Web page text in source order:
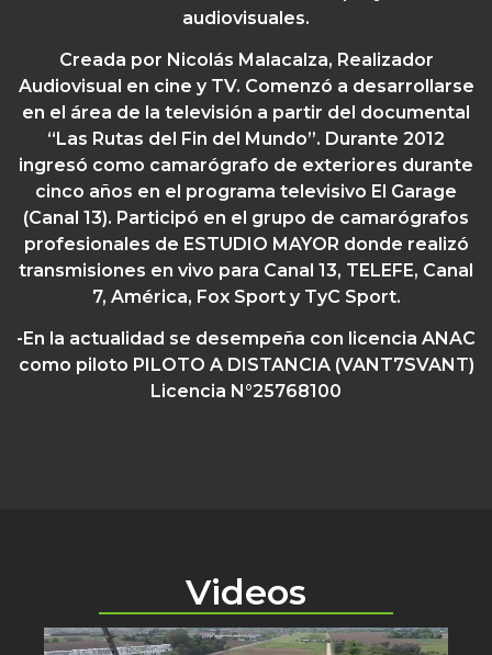
audiovisuales.
Creada por Nicolás Malacalza, Realizador
Audiovisual en cine y TV. Comenzó a desarrollarse
en el área de la televisión a partir del documental
“Las Rutas del Fin del Mundo”. Durante 2012
ingresó como camarógrafo de exteriores durante
cinco años en el programa televisivo El Garage
(Canal 13). Participó en el grupo de camarógrafos
profesionales de ESTUDIO MAYOR donde realizó
transmisiones en vivo para Canal 13, TELEFE, Canal
7, América, Fox Sport y TyC Sport.
-En la actualidad se desempeña con licencia ANAC
como piloto PILOTO A DISTANCIA (VANT7SVANT)
Licencia N°25768100
Videos